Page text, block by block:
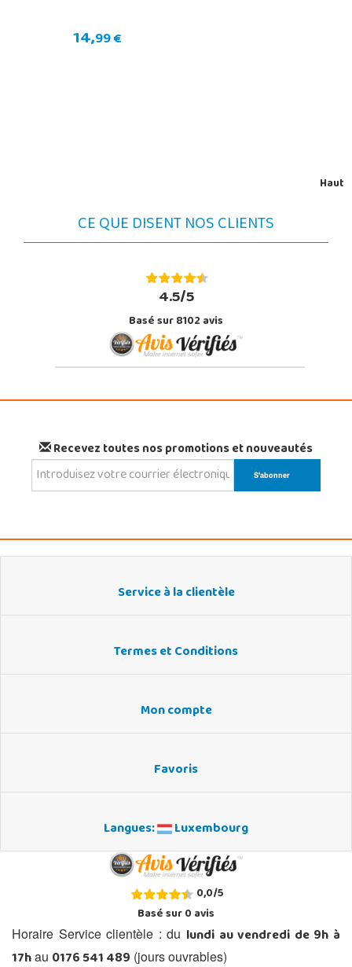
14,99 €
Haut
CE QUE DISENT NOS CLIENTS
4.5/5
Basé sur 8102 avis
Recevez toutes nos promotions et nouveautés
Service à la clientèle
Termes et Conditions
Mon compte
Favoris
Langues: Luxembourg
0,0/5
Basé sur0avis
Horaire Service clientèle : du lundi au vendredi de 9h à
17hau 0176 541 489 (jours ouvrables)